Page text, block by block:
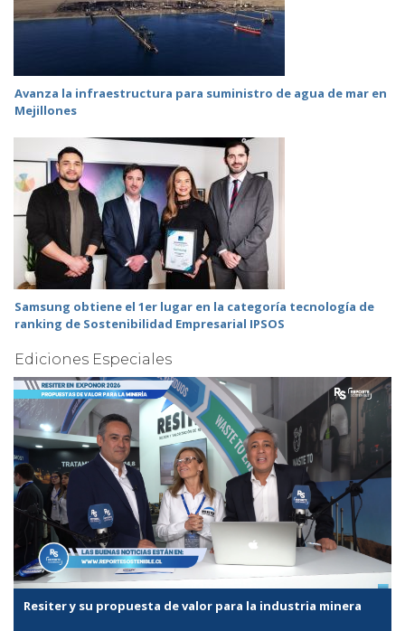
Avanza la infraestructura para suministro de agua de mar en
Mejillones
Samsung obtiene el 1er lugar en la categoría tecnología de
ranking de Sostenibilidad Empresarial IPSOS
Ediciones Especiales
Resiter y su propuesta de valor para la industria minera